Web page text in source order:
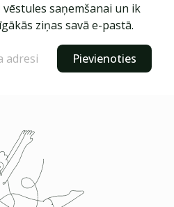
saņemšanai un ik
ziņas savā e-pastā.
Pievienoties